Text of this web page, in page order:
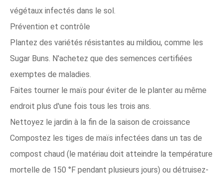
végétaux infectés dans le sol.
Prévention et contrôle
Plantez des variétés résistantes au mildiou, comme les
Sugar Buns. N'achetez que des semences certifiées
exemptes de maladies.
Faites tourner le maïs pour éviter de le planter au même
endroit plus d'une fois tous les trois ans.
Nettoyez le jardin à la fin de la saison de croissance
Compostez les tiges de maïs infectées dans un tas de
compost chaud (le matériau doit atteindre la température
mortelle de 150 °F pendant plusieurs jours) ou détruisez-